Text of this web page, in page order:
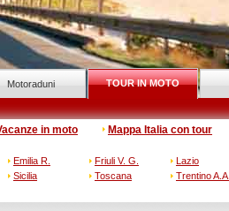
Motoraduni TOUR IN MOTO
in moto Mappa Italia con tour
Emilia R. Friuli V. G. Lazio
Sicilia Toscana Trentino A.A.